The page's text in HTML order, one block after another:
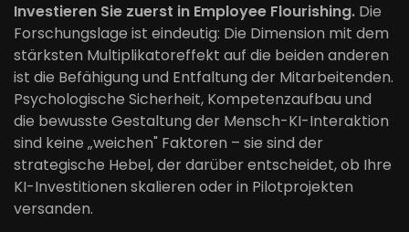
Investieren Sie zuerst in Employee Flourishing. Die
Forschungslage ist eindeutig: Die Dimension mit dem
stärksten Multiplikatoreffekt auf die beiden anderen
ist die Befähigung und Entfaltung der Mitarbeitenden.
Psychologische Sicherheit, Kompetenzaufbau und
die bewusste Gestaltung der Mensch-KI-Interaktion
sind keine „weichen" Faktoren – sie sind der
strategische Hebel, der darüber entscheidet, ob Ihre
KI-Investitionen skalieren oder in Pilotprojekten
versanden.